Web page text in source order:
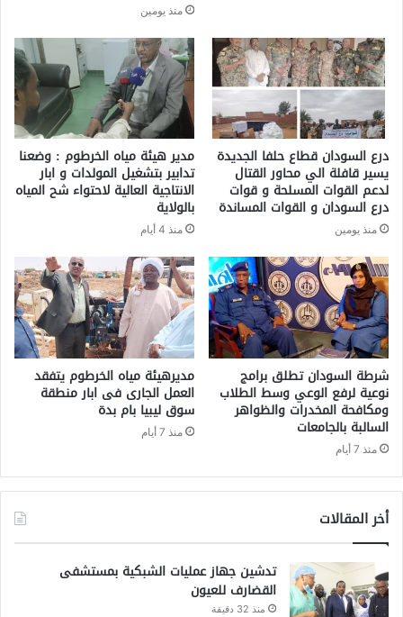
منذ يومين
درع السودان قطاع حلفا الجديدة
يسير قافلة الي محاور القتال
لدعم القوات المسلحة و قوات
درع السودان و القوات المساندة
منذ يومين
مدير هيئة مياه الخرطوم : وضعنا
تدابير بتشغيل المولدات و ابار
الانتاجية العالية لاحتواء شح المياه
بالولاية
منذ 4 أيام
شرطة السودان تطلق برامج
نوعية لرفع الوعي وسط الطلاب
ومكافحة المخدرات والظواهر
السالبة بالجامعات
منذ 7 أيام
مديرهيئة مياه الخرطوم يتفقد
العمل الجارى فى ابار منطقة
سوق ليبيا بام بدة
منذ 7 أيام
أخر المقالات
تدشين جهاز عمليات الشبكية بمستشفى
القضارف للعيون
منذ 32 دقيقة